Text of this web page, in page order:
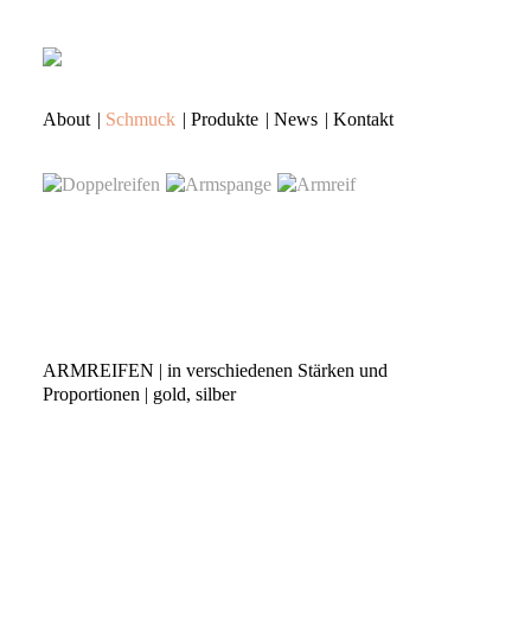
About | Schmuck | Produkte | News | Kontakt
ARMREIFEN | in verschiedenen Stärken und
Proportionen | gold, silber